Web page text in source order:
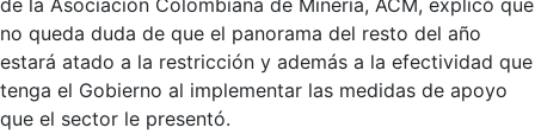
de la Asociación Colombiana de Mineria, ACM, explicó que
no queda duda de que el panorama del resto del año
estará atado a la restricción y además a la efectividad que
tenga el Gobierno al implementar las medidas de apoyo
que el sector le presentó.